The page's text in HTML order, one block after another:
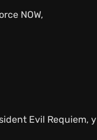
NOW,
Evil Requiem, у